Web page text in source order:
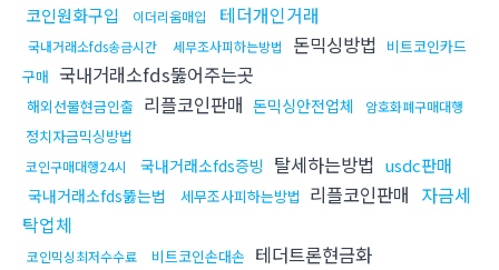
코인원화구입
이더리움매입 테더개인거래
국내거래소fds송금시간 세무조사피하는방법 돈믹싱방법 비트코인카드
구매 국내거래소fds뚫어주는곳
해외선물현금인출 리플코인판매 돈믹싱안전업체 암호화폐구매대행
정치자금믹싱방법
코인구매대행24시 국내거래소fds증빙 탈세하는방법 usdc판매
국내거래소fds뚫는법 세무조사피하는방법 리플코인판매 자금세
탁업체
코인믹싱최저수수료 비트코인손대손 테더트론현금화